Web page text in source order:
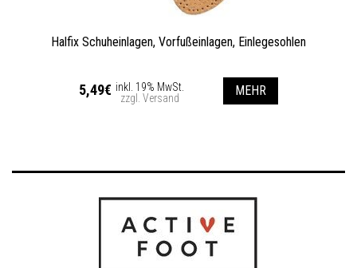
Halfix Schuheinlagen, Vorfußeinlagen, Einlegesohlen
5,49€ inkl. 19% MwSt.
zzgl. Versand
MEHR